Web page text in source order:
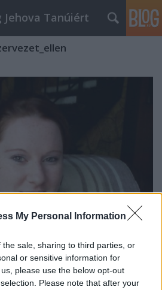
My Personal Information
sale, sharing to third parties, or
or sensitive information for
please use the below opt-out
Please note that after your
Jehova Tanúiért
áldozatai a